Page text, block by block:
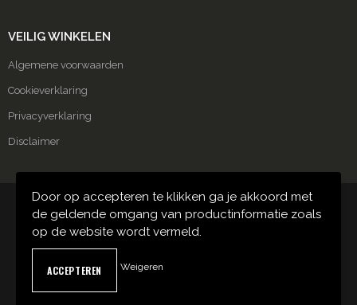
VEILIG WINKELEN
Algemene voorwaarden
Cookieverklaring
Privacyverklaring
Disclaimer
© Copyright Carmako 2024
Door op accepteren te klikken ga je akkoord met
de geldende omgang van productinformatie zoals
op de website wordt vermeld.
Weigeren